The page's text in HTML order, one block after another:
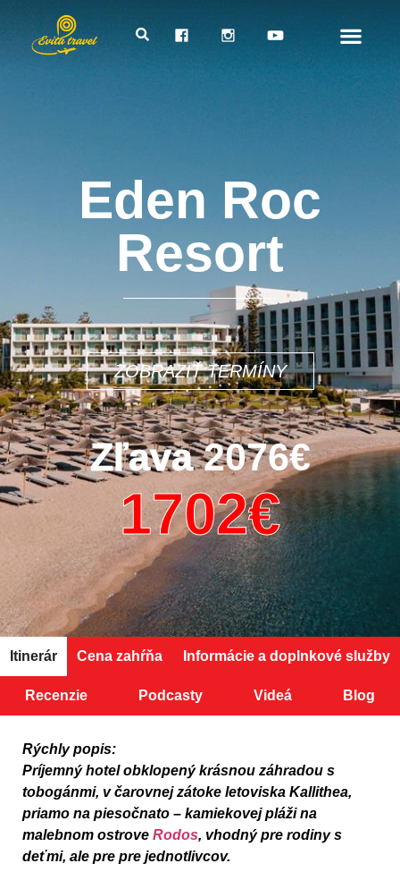
Eden Roc
Resort
ZOBRAZIŤ TERMÍNY
Zľava2076€
1702€
Itinerár Cena zahŕňa Informácie a doplnkové služby
Recenzie Podcasty Videá Blog
Rýchly popis:
Príjemný hotel obklopený krásnou záhradou s
tobogánmi, v čarovnej zátoke letoviska Kallithea,
priamo na piesočnato – kamiekovej pláži na
malebnom ostrove Rodos, vhodný pre rodiny s
deťmi, ale pre pre jednotlivcov.